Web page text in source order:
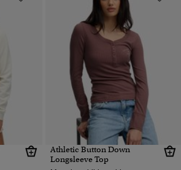
Athletic Button Down
Longsleeve Top